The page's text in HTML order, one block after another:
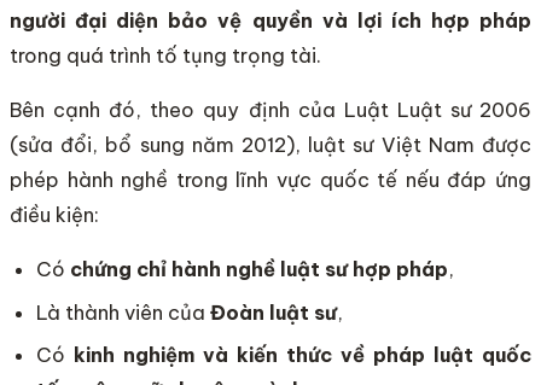
người đại diện bảo vệ quyền và lợi ích hợp pháp
trong quá trình tố tụng trọng tài.
Bên cạnh đó, theo quy định của Luật Luật sư 2006
(sửa đổi, bổ sung năm 2012), luật sư Việt Nam được
phép hành nghề trong lĩnh vực quốc tế nếu đáp ứng
điều kiện:
Có chứng chỉ hành nghề luật sư hợp pháp,
Là thành viên củaĐoàn luật sư,
Có kinh nghiệm và kiến thức về pháp luật quốc